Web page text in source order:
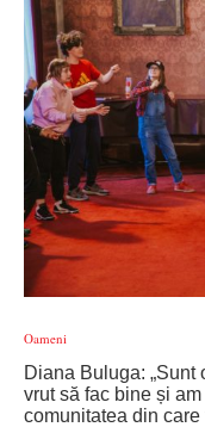
Oameni
Diana Buluga:
vrut să fac bine și
comunitatea din care